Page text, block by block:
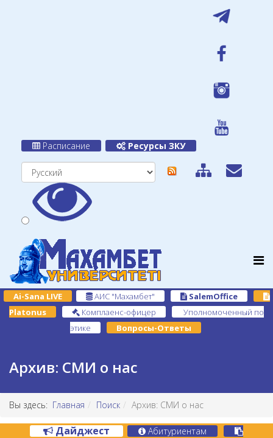
Расписание Ресурсы ЗКУ
Ai-Sana LIVE АИС "Махамбет"
SalemOffice
Platonus
Комплаенс-офицер
Уполномоченный по
этике
Вопросы-Ответы
Архив: СМИ о нас
Вы здесь: Главная Поиск Архив: СМИ о нас
Дайджест
Абитуриентам